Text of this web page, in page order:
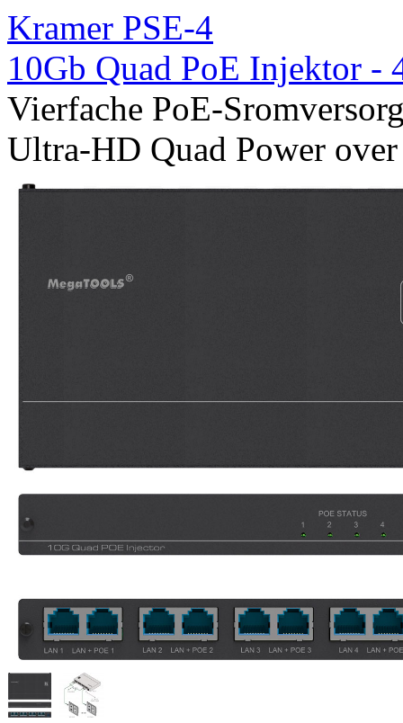
Kramer PSE-4
10Gb Quad PoE Injektor -
Vierfache PoE-
Ultra-HD Quad Power